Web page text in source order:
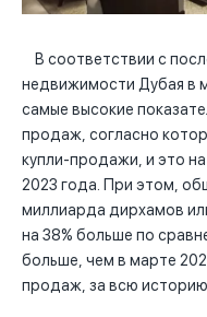
В соответствии с
недвижимости Дубая в
самые высокие
продаж, согласно
купли-продажи, и это
2023 года. При этом,
миллиарда дирхамов
на 38% больше по
больше, чем в марте
продаж, за всю